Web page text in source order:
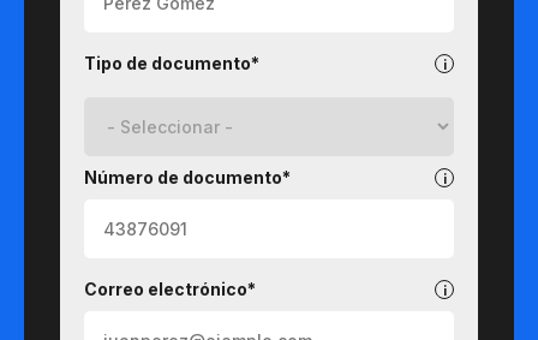
Tipo de documento*
Número de documento*
Correo electrónico*